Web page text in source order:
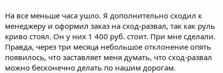
На все меньше часа ушло. Я дополнительно сходил к
менеджеру и оформил заказ на сход-развал, так как руль
криво стоял. Он у них 1 400 руб. стоит. При мне сделали.
Правда, через три месяца небольшое отклонение опять
появилось, что заставляет меня думать, что сход-развал
можно бесконечно делать по нашим дорогам.